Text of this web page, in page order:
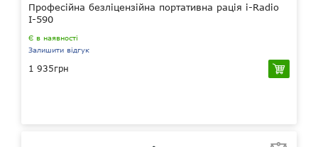
Професійна безліцензійна портативна рація i-Radio
I-590
Є в наявності
Залишити відгук
1 935грн